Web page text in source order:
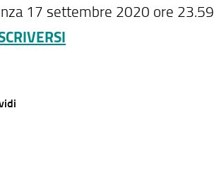
17 settembre 2020 ore 23.59